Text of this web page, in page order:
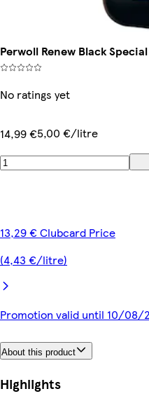
Perwoll Renew Black
No ratings yet
14,99 €5,00 €/litre
13,29 € Clubcard Price
(4,43 €/litre)
Promotion valid until 10/08/
About this product
Highlights